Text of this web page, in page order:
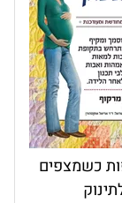
כשמצפים